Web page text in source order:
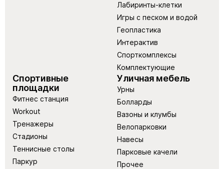
Лабиринты-клетки
Игры с песком и водой
Геопластика
Интерактив
Спорткомплексы
Комплектующие
Спортивные
площадки
Фитнес станция
Workout
Тренажеры
Стадионы
Теннисные столы
Паркур
Уличная мебель
Урны
Болларды
Вазоны и клумбы
Велопарковки
Навесы
Парковые качели
Прочее